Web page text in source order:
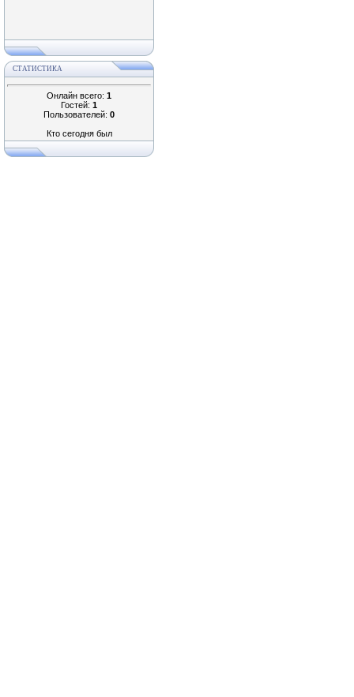
СТАТИСТИКА
Онлайн всего: 1
Гостей: 1
Пользователей: 0
Кто сегодня был